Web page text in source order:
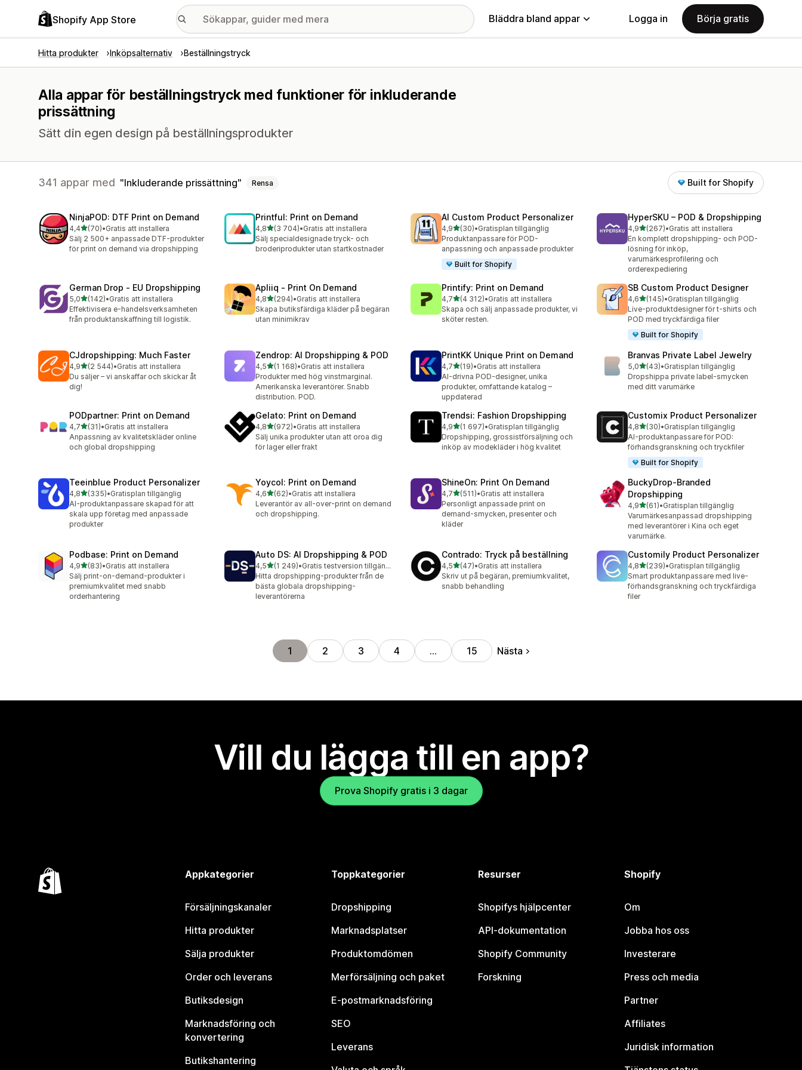
Shopify App Store Bläddra bland appar Logga in Börja gratis
Hitta produkter Inköpsalternativ Beställningstryck
Alla appar för beställningstryck med funktioner för inkluderande
prissättning
Sätt din egen design på beställningsprodukter
341 appar med Inkluderande prissättning Rensa Built for Shopify
NinjaPOD: DTF Print on Demand
4,4av 5 stjärnor
(70)
70 recensioner totalt
•Gratis att installera
Sälj 2 500+ anpassade DTF-produkter
för print on demand via dropshipping
Printful: Print on Demand
4,8av 5 stjärnor
(3 704)
3704 recensioner totalt
•Gratis att installera
Sälj specialdesignade tryck- och
broderiprodukter utan startkostnader
AI Custom Product Personalizer
4,9av 5 stjärnor
(30)
30 recensioner totalt
•Gratisplan tillgänglig
Produktanpassare för POD-
anpassning och anpassade produkter
Built for Shopify
HyperSKU – POD & Dropshipping
4,9av 5 stjärnor
(267)
267 recensioner totalt
•Gratis att installera
En komplett dropshipping- och POD-
lösning för inköp,
varumärkesprofilering och
orderexpediering
German Drop ‑ EU Dropshipping
5,0av 5 stjärnor
(142)
142 recensioner totalt
•Gratis att installera
Effektivisera e-handelsverksamheten
från produktanskaffning till logistik.
Apliiq ‑ Print On Demand
4,8av 5 stjärnor
(294)
294 recensioner totalt
•Gratis att installera
Skapa butiksfärdiga kläder på begäran
utan minimikrav
Printify: Print on Demand
4,7av 5 stjärnor
(4 312)
4312 recensioner totalt
•Gratis att installera
Skapa och sälj anpassade produkter, vi
sköter resten.
SB Custom Product Designer
4,6av 5 stjärnor
(145)
145 recensioner totalt
•Gratisplan tillgänglig
Live-produktdesigner för t-shirts och
POD med tryckfärdiga filer
Built for Shopify
CJdropshipping: Much Faster
4,9av 5 stjärnor
(2 544)
2544 recensioner totalt
•Gratis att installera
Du säljer – vi anskaffar och skickar åt
dig!
Zendrop: AI Dropshipping & POD
4,5av 5 stjärnor
(1 168)
1168 recensioner totalt
•Gratis att installera
Produkter med hög vinstmarginal.
Amerikanska leverantörer. Snabb
distribution. POD.
PrintKK Unique Print on Demand
4,7av 5 stjärnor
(19)
19 recensioner totalt
•Gratis att installera
AI-drivna POD-designer, unika
produkter, omfattande katalog –
uppdaterad
Branvas Private Label Jewelry
5,0av 5 stjärnor
(43)
43 recensioner totalt
•Gratisplan tillgänglig
Dropshippa private label-smycken
med ditt varumärke
PODpartner: Print on Demand
4,7av 5 stjärnor
(31)
31 recensioner totalt
•Gratis att installera
Anpassning av kvalitetskläder online
och global dropshipping
Gelato: Print on Demand
4,8av 5 stjärnor
(972)
972 recensioner totalt
•Gratis att installera
Sälj unika produkter utan att oroa dig
för lager eller frakt
Trendsi: Fashion Dropshipping
4,9av 5 stjärnor
(1 697)
1697 recensioner totalt
•Gratisplan tillgänglig
Dropshipping, grossistförsäljning och
inköp av modekläder i hög kvalitet
Customix Product Personalizer
4,8av 5 stjärnor
(30)
30 recensioner totalt
•Gratisplan tillgänglig
AI-produktanpassare för POD:
förhandsgranskning och tryckfiler
Built for Shopify
Teeinblue Product Personalizer
4,8av 5 stjärnor
(335)
335 recensioner totalt
•Gratisplan tillgänglig
AI-produktanpassare skapad för att
skala upp företag med anpassade
produkter
Yoycol: Print on Demand
4,6av 5 stjärnor
(62)
62 recensioner totalt
•Gratis att installera
Leverantör av all-over-print on demand
och dropshipping.
ShineOn: Print On Demand
4,7av 5 stjärnor
(511)
511 recensioner totalt
•Gratis att installera
Personligt anpassade print on
demand-smycken, presenter och
kläder
BuckyDrop‑Branded
Dropshipping
4,9av 5 stjärnor
(61)
61 recensioner totalt
•Gratisplan tillgänglig
Varumärkesanpassad dropshipping
med leverantörer i Kina och eget
varumärke.
Podbase: Print on Demand
4,9av 5 stjärnor
(83)
83 recensioner totalt
•Gratis att installera
Sälj print-on-demand-produkter i
premiumkvalitet med snabb
orderhantering
Auto DS: AI Dropshipping & POD
4,5av 5 stjärnor
(1 249)
1249 recensioner totalt
•
Gratis testversion tillgänglig
Hitta dropshipping-produkter från de
bästa globala dropshipping-
leverantörerna
Contrado: Tryck på beställning
4,5av 5 stjärnor
(47)
47 recensioner totalt
•Gratis att installera
Skriv ut på begäran, premiumkvalitet,
snabb behandling
Customily Product Personalizer
4,8av 5 stjärnor
(239)
239 recensioner totalt
•Gratisplan tillgänglig
Smart produktanpassare med live-
förhandsgranskning och tryckfärdiga
filer
1 2 3 4 … 15 Nästa
Vill du lägga till en app?
Prova Shopify gratis i 3 dagar
Appkategorier
Försäljningskanaler
Hitta produkter
Sälja produkter
Order och leverans
Butiksdesign
Marknadsföring och
konvertering
Butikshantering
Toppkategorier
Dropshipping
Marknadsplatser
Produktomdömen
Merförsäljning och paket
E-postmarknadsföring
SEO
Leverans
Resurser
Shopifys hjälpcenter
API-dokumentation
Shopify Community
Forskning
Shopify
Om
Jobba hos oss
Investerare
Press och media
Partner
Affiliates
Juridisk information